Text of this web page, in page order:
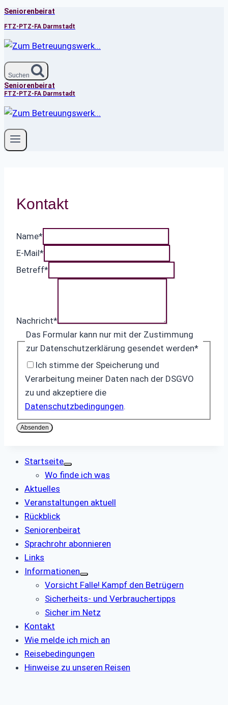
Zum
Inhalt
springen
Seniorenbeirat
FTZ-PTZ-FA Darmstadt
Suchen
Seniorenbeirat
FTZ-PTZ-FA Darmstadt
Kontakt
Name*
E-Mail*
Betreff*
Nachricht*
Das Formular kann nur mit der Zustimmung
zur Datenschutzerklärung gesendet werden*
Ich stimme der Speicherung und
Verarbeitung meiner Daten nach der DSGVO
zu und akzeptiere die
Datenschutzbedingungen.
Absenden
Startseite
Wo finde ich was
Aktuelles
Veranstaltungen aktuell
Rückblick
Seniorenbeirat
Sprachrohr abonnieren
Links
Informationen
Vorsicht Falle! Kampf den Betrügern
Sicherheits- und Verbrauchertipps
Sicher im Netz
Kontakt
Wie melde ich mich an
Reisebedingungen
Hinweise zu unseren Reisen